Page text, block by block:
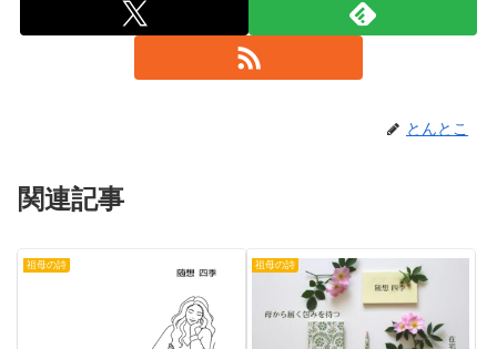
とんとこ
関連記事
祖母の詩 祖母の詩